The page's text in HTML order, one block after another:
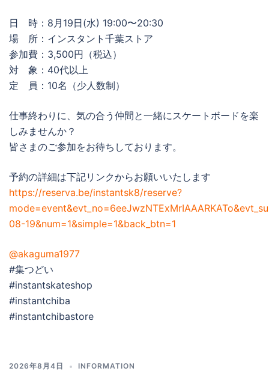
日 時：8月19日(水) 19:00〜20:30
場 所：インスタント千葉ストア
参加費：3,500円（税込）
対 象：40代以上
定 員：10名（少人数制）
仕事終わりに、気の合う仲間と一緒にスケートボードを楽
しみませんか？
皆さまのご参加をお待ちしております。
予約の詳細は下記リンクからお願いいたします
https://reserva.be/instantsk8/reserve?
08-19&num=1&simple=1&back_btn=1
@akaguma1977
#集つどい
#instantskateshop
#instantchiba
#instantchibastore
2026年8月4日 INFORMATION